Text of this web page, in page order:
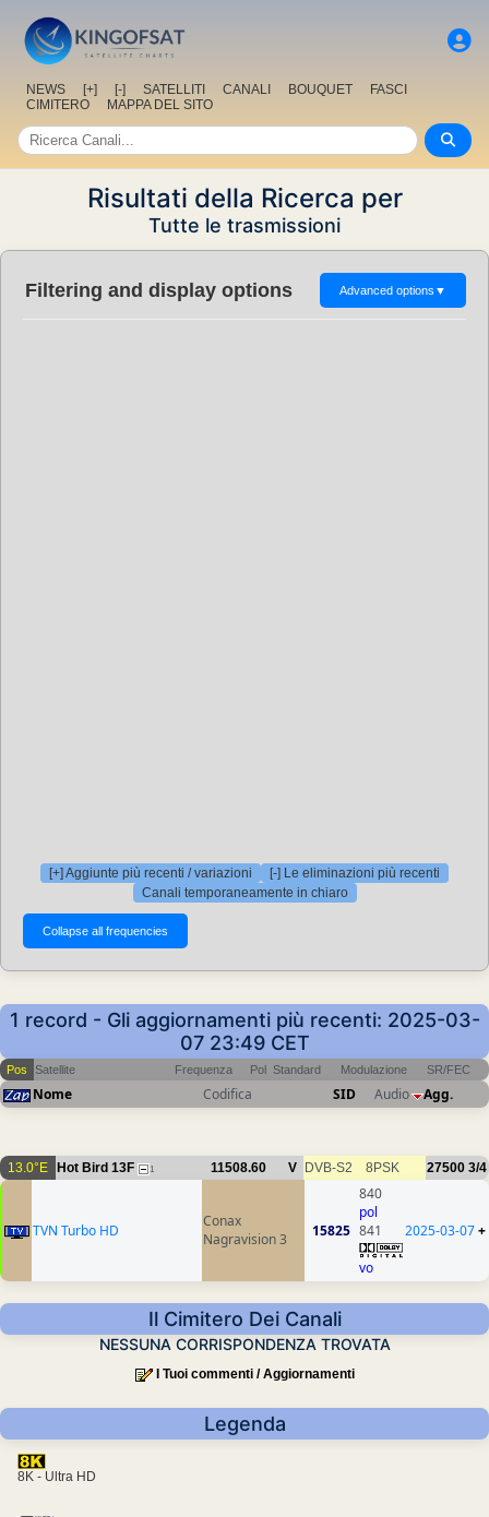
NEWS [+] [-] SATELLITI CANALI BOUQUET
FASCI
CIMITERO
MAPPA DEL SITO
Risultati della Ricerca per
Tutte le trasmissioni
Filtering and display options Advanced options ▼
[+] Aggiunte più recenti / variazioni
[-] Le eliminazioni più recenti
Canali temporaneamente in chiaro
1 record - Gli aggiornamenti più recenti: 2025-03-
07 23:49 CET
Pos Satellite Frequenza Pol Standard Modulazione SR/FEC
Nome Codifica SID Audio Agg.
13.0°E Hot Bird 13F 1 11508.60 V DVB-S2 8PSK 27500 3/4
TVN Turbo HD
Conax
Nagravision 3
15825
840
pol
841
vo
2025-03-07+
Il Cimitero Dei Canali
NESSUNA CORRISPONDENZA TROVATA
I Tuoi commenti / Aggiornamenti
Legenda
8K - Ultra HD